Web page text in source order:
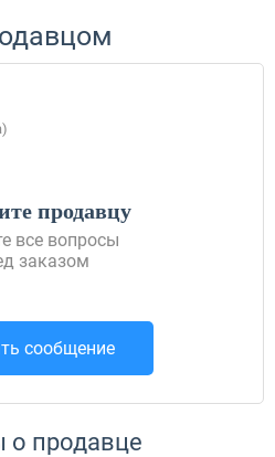
продавцу
все вопросы
заказом
сообщение
о продавце